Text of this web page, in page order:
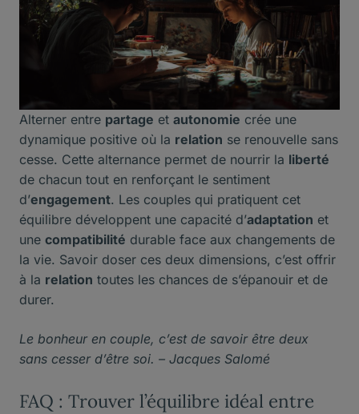
Alterner entre partage et autonomie crée une
dynamique positive où la relation se renouvelle sans
cesse. Cette alternance permet de nourrir la liberté
de chacun tout en renforçant le sentiment
d’engagement. Les couples qui pratiquent cet
équilibre développent une capacité d’adaptation et
une compatibilité durable face aux changements de
la vie. Savoir doser ces deux dimensions, c’est offrir
à la relation toutes les chances de s’épanouir et de
durer.
Le bonheur en couple, c’est de savoir être deux
sans cesser d’être soi. – Jacques Salomé
FAQ : Trouver l’équilibre idéal entre